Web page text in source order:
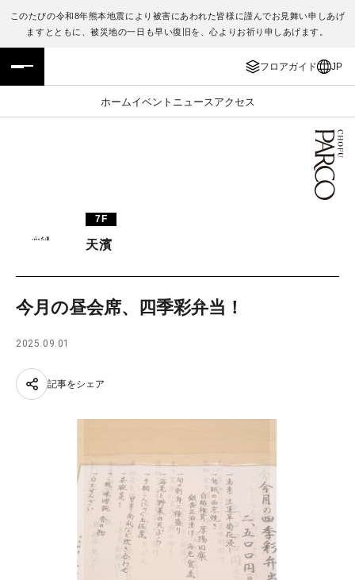
このたびの令和8年熊本地震により被害にあわれた皆様に謹んでお見舞い申しあげ
ますとともに、被災地の一日も早い復旧を、心よりお祈り申しあげます。
フロアガイド JP
ホームイベント ニュース アクセス
フロアガイド
施設案内・アクセス
TAX FREE
ENGLISH
繁体字
日本語
7F
天濱
今月の昼会席、四季彩弁当！
2025.09.01
記事をシェア